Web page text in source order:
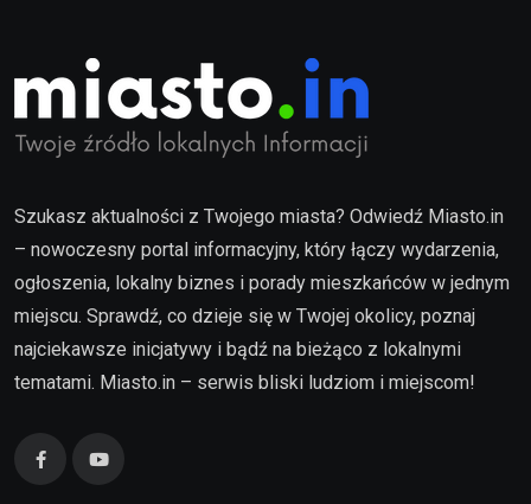
Szukasz aktualności z Twojego miasta? Odwiedź Miasto.in
– nowoczesny portal informacyjny, który łączy wydarzenia,
ogłoszenia, lokalny biznes i porady mieszkańców w jednym
miejscu. Sprawdź, co dzieje się w Twojej okolicy, poznaj
najciekawsze inicjatywy i bądź na bieżąco z lokalnymi
tematami. Miasto.in – serwis bliski ludziom i miejscom!